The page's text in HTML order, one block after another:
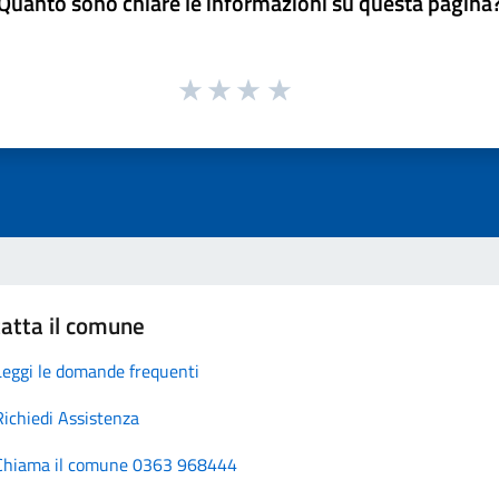
il comune
le domande frequenti
Assistenza
il comune 0363 968444